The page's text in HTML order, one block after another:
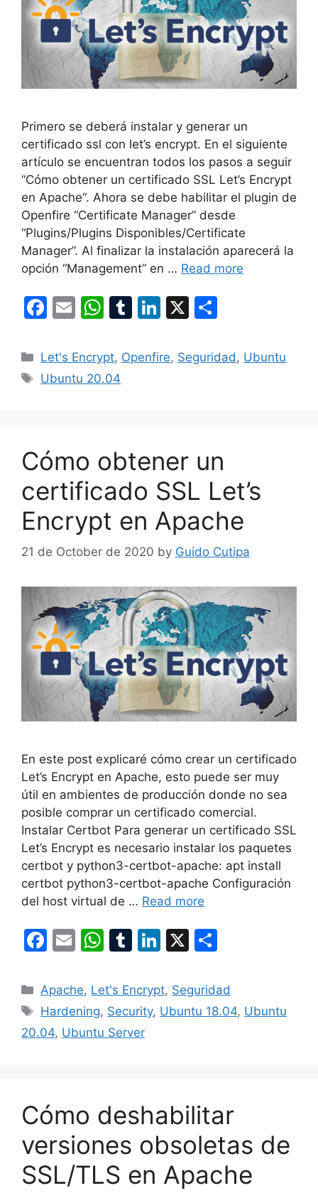
Primero se deberá instalar y generar un
certificado ssl con let’s encrypt. En el siguiente
artículo se encuentran todos los pasos a seguir
“Cómo obtener un certificado SSL Let’s Encrypt
en Apache“. Ahora se debe habilitar el plugin de
Openfire “Certificate Manager” desde
“Plugins/Plugins Disponibles/Certificate
Manager”. Al finalizar la instalación aparecerá la
opción “Management” en … Read more
F
c
e
o
k
E
ai
l
W
at
s
T
m
Li
k
X
ar
Categories
Let's Encrypt, Openfire, Seguridad , Ubuntu
Tags
Ubuntu 20.04
Cómo obtener un
certificado SSL Let’s
Encrypt en Apache
21 de October de 2020 by Guido Cutipa
En este post explicaré cómo crear un certificado
Let’s Encrypt en Apache, esto puede ser muy
útil en ambientes de producción donde no sea
posible comprar un certificado comercial.
Instalar Certbot Para generar un certificado SSL
Let’s Encrypt es necesario instalar los paquetes
certbot y python3-certbot-apache: apt install
certbot python3-certbot-apache Configuración
del host virtual de … Read more
F
c
e
b
k
E
ai
l
W
at
s
A
T
m
bl
r
Li
k
e
X
ar
e
Categories
Apache, Let's Encrypt, Seguridad
Tags
Hardening, Security, Ubuntu 18.04, Ubuntu
20.04, Ubuntu Server
Cómo deshabilitar
versiones obsoletas de
SSL/TLS en Apache